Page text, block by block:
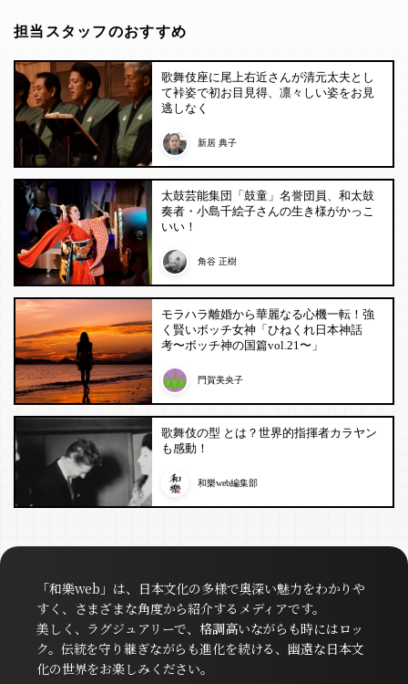
担当スタッフのおすすめ
歌舞伎座に尾上右近さんが清元太夫とし
て裃姿で初お目見得、凛々しい姿をお見
逃しなく
新居 典子
太鼓芸能集団「鼓童」名誉団員、和太鼓
奏者・小島千絵子さんの生き様がかっこ
いい！
角谷 正樹
モラハラ離婚から華麗なる心機一転！強
く賢いボッチ女神「ひねくれ日本神話
考〜ボッチ神の国篇vol.21〜」
門賀美央子
歌舞伎の型 とは？世界的指揮者カラヤン
も感動！
和樂web編集部
「和樂web」は、日本文化の多様で奥深い魅力をわかりや
すく、さまざまな角度から紹介するメディアです。
美しく、ラグジュアリーで、格調高いながらも時にはロッ
ク。伝統を守り継ぎながらも進化を続ける、幽遠な日本文
化の世界をお楽しみください。